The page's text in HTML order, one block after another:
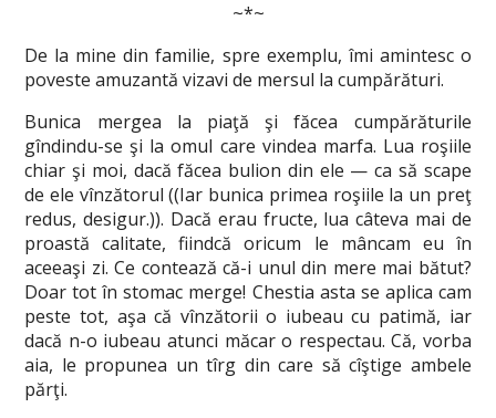
~*~
De la mine din familie, spre exemplu, îmi amintesc o
poveste amuzantă vizavi de mersul la cumpărături.
Bunica mergea la piaţă şi făcea cumpărăturile
gîndindu-se şi la omul care vindea marfa. Lua roşiile
chiar şi moi, dacă făcea bulion din ele — ca să scape
de ele vînzătorul ((Iar bunica primea roşiile la un preţ
redus, desigur.)). Dacă erau fructe, lua câteva mai de
proastă calitate, fiindcă oricum le mâncam eu în
aceeaşi zi. Ce contează că-i unul din mere mai bătut?
Doar tot în stomac merge! Chestia asta se aplica cam
peste tot, aşa că vînzătorii o iubeau cu patimă, iar
dacă n-o iubeau atunci măcar o respectau. Că, vorba
aia, le propunea un tîrg din care să cîştige ambele
părţi.